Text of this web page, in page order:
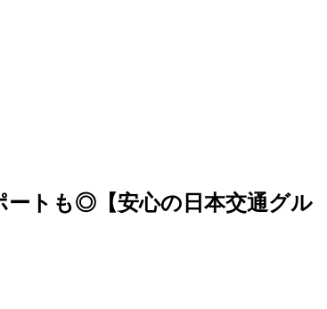
ートも◎【安心の日本交通グル